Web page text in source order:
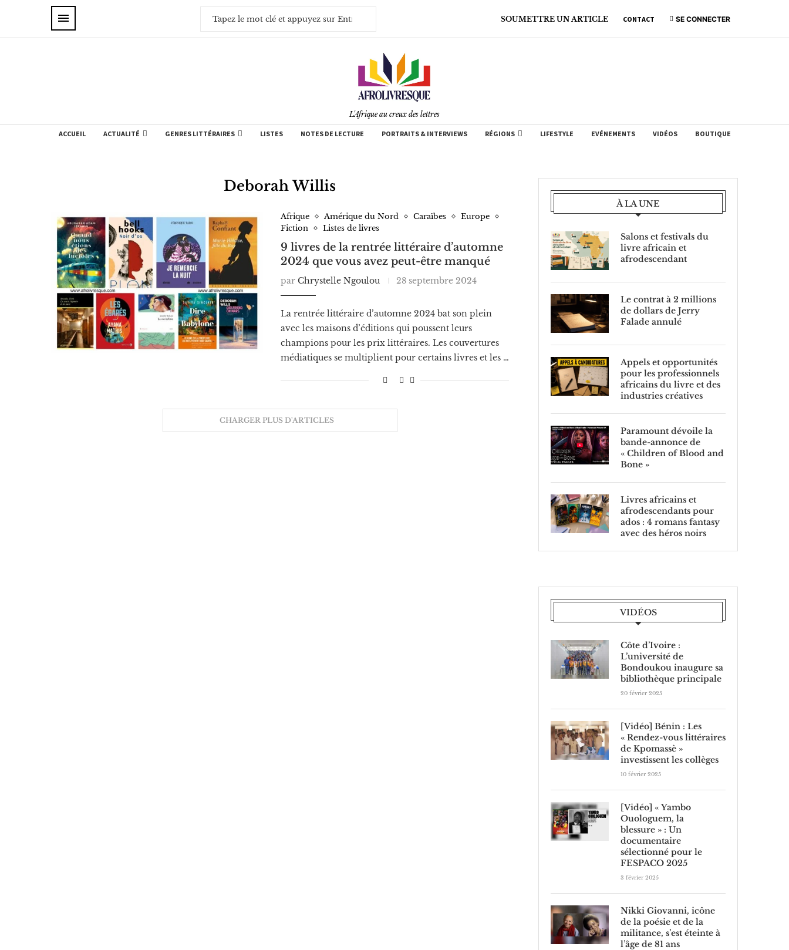
SOUMETTRE UN ARTICLE CONTACT SE CONNECTER
L'Afrique au creux des lettres
ACCUEIL ACTUALITÉ GENRES LITTÉRAIRES LISTES NOTES DE LECTURE PORTRAITS & INTERVIEWS RÉGIONS LIFESTYLE EVÉNEMENTS VIDÉOS BOUTIQUE
Deborah Willis
Afrique Amérique du Nord Caraïbes
Europe
Fiction
Listes de livres
9 livres de la rentrée littéraire d’automne
2024 que vous avez peut-être manqué
par Chrystelle Ngoulou 28 septembre 2024
La rentrée littéraire d’automne 2024 bat son plein
avec les maisons d’éditions qui poussent leurs
champions pour les prix littéraires. Les couvertures
médiatiques se multiplient pour certains livres et les …
CHARGER PLUS D'ARTICLES
À LA UNE
Salons et festivals du
livre africain et
afrodescendant
Le contrat à 2 millions
de dollars de Jerry
Falade annulé
Appels et opportunités
pour les professionnels
africains du livre et des
industries créatives
Paramount dévoile la
bande-annonce de
« Children of Blood and
Bone »
Livres africains et
afrodescendants pour
ados : 4 romans fantasy
avec des héros noirs
VIDÉOS
Côte d’Ivoire :
L’université de
Bondoukou inaugure sa
bibliothèque principale
20 février 2025
[Vidéo] Bénin : Les
« Rendez-vous littéraires
de Kpomassè »
investissent les collèges
10 février 2025
[Vidéo] « Yambo
Ouologuem, la
blessure » : Un
documentaire
sélectionné pour le
FESPACO 2025
3 février 2025
Nikki Giovanni, icône
de la poésie et de la
militance, s’est éteinte à
l’âge de 81 ans